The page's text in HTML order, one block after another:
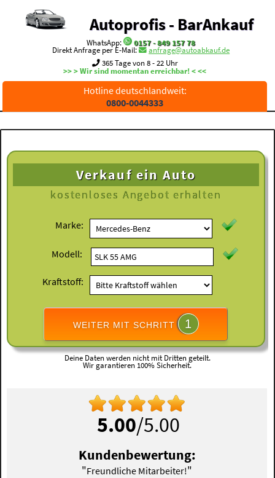
Autoprofis - BarAnkauf
WhatsApp:
0157 - 849 157 78
Direkt Anfrage per E-Mail:
anfrage@autoabkauf.de
365 Tage von 8 - 22 Uhr
>> > Wir sind momentan erreichbar! < <<
Hotline deutschlandweit:
0800-0044333
Verkauf ein Auto
kostenloses Angebot erhalten
Marke:
Modell:
Kraftstoff:
WEITER MIT SCHRITT 1
Deine Daten werden nicht mit Dritten geteilt.
Wir garantieren 100% Sicherheit.
5.00/5.00
Kundenbewertung:
"Freundliche Mitarbeiter!"